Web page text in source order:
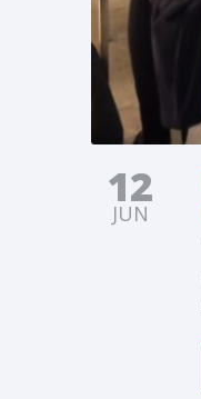
12
JUN